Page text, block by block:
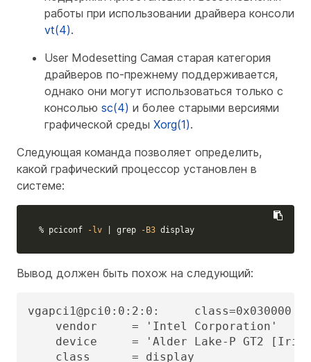
работы при использовании драйвера консоли
vt(4).
User Modesetting Самая старая категория
драйверов по-прежнему поддерживается,
однако они могут использоваться только с
консолью sc(4) и более старыми версиями
графической среды Xorg(1).
Следующая команда позволяет определить,
какой графический процессор установлен в
системе:
% pciconf -lv grep -B3 display
Вывод должен быть похож на следующий:
vgapci1@pci0:0:2:0:     class=0x030000
    vendor     = 'Intel Corporation'
device     = 'Alder Lake-P GT2 [Iris
    class      = display